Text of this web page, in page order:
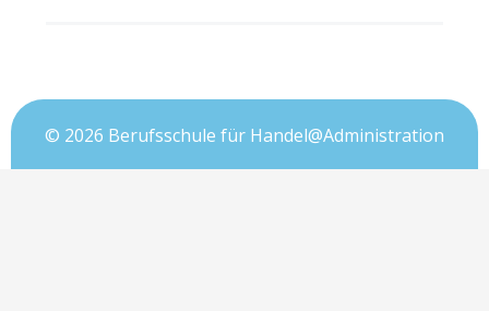
© 2026 Berufsschule für Handel@Administration